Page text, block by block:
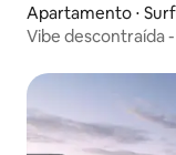
Apartamento ⋅
Vibe descontraída